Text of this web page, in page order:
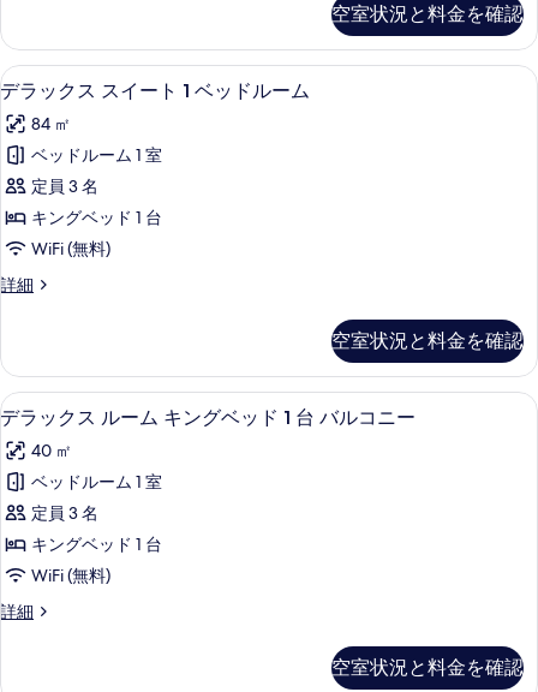
の
写
真
を
表
示
す
る
ブ
ル
ベ
ッ
ド
2
台
の
す
の
写
真
を
表
示
す
る
ス
ル
ー
ダ
ブ
ベ
ッ
ド
台
空室状況と料金を確認
デ
ラ
ッ
ク
ス
ス
イ
ー
1
ベ
ッ
ド
ル
ー
ム
の
す
デラックス スイート 1 ベッドルーム
9
デラックス スイート 1 ベッドルーム
84 ㎡
ベッドルーム 1 室
定員 3 名
キングベッド 1 台
WiFi (無料)
詳細
デ
ス
ス
イ
ト
ッ
ド
ル
ー
ム
空室状況と料金を確認
デ
ラ
ッ
ク
ス
ル
ー
ム
ン
デラックス ルーム キングベッド 1
7
デラックス ルーム キングベッド 1 台 バルコニー
40 ㎡
ベッドルーム 1 室
定員 3 名
キングベッド 1 台
WiFi (無料)
詳細
デ
空室状況と料金を確認